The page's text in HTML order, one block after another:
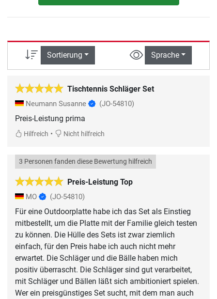
Sortierung Sprache
Tischtennis Schläger Set
Neumann Susanne (JO-54810)
Preis-Leistung prima
Hilfreich • Nicht hilfreich
Preis-Leistung Top
3 Personen fanden diese Bewertung hilfreich
MO (JO-54810)
Für eine Outdoorplatte habe ich das Set als Einstieg
mitbestellt, um die Platte mit der Familie gleich testen
zu können. Die Hülle des Sets ist zwar ziemlich
einfach, für den Preis habe ich auch nicht mehr
erwartet. Die Schläger und die Bälle haben mich
positiv überrascht. Die Schläger sind gut verarbeitet,
mit Schläger und Bällen läßt sich ambitioniert spielen.
Wer ein preisgünstiges Set sucht, mit dem man auch